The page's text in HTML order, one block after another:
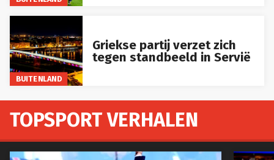
BUITENLAND
tegen standbeeld in Servië
TOPSPORT VERHALEN